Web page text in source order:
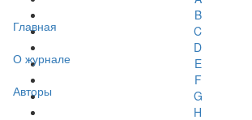
Главная
О журнале
Авторы
B
C
D
E
F
G
H